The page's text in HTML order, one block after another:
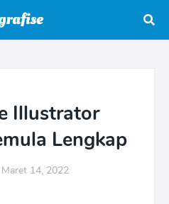
Illustrator
Lengkap
Maret 14, 2022